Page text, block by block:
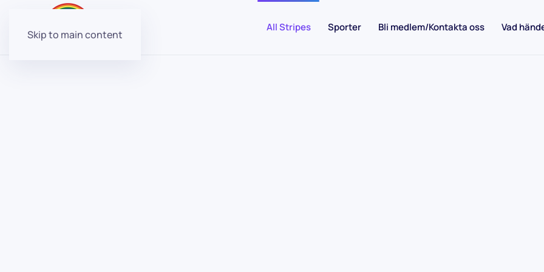
Skip to main content
All Stripes Sporter Bli medlem/Kontakta oss Vad